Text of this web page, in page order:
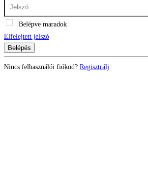
Belépve maradok
Elfelejtett jelszó
Belépés
Nincs felhasználói fiókod? Regisztrálj